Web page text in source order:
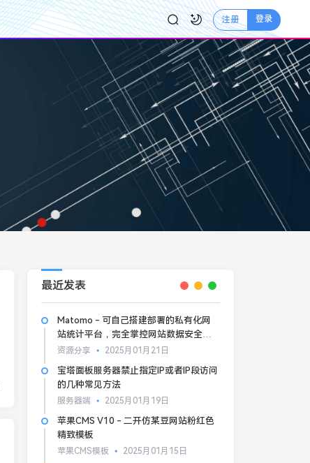
注册 登录
最近发表
Matomo - 可自己搭建部署的私有化网
站统计平台，完全掌控网站数据安全和
隐私
资源分享 2025月01月21日
宝塔面板服务器禁止指定IP或者IP段访问
的几种常见方法
服务器端 2025月01月19日
苹果CMS V10 - 二开仿某豆网站粉红色
精致模板
苹果CMS模板 2025月01月15日